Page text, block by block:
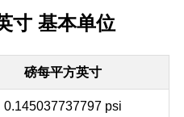
寸 基本单位
磅每平方英寸
0.145037737797 psi